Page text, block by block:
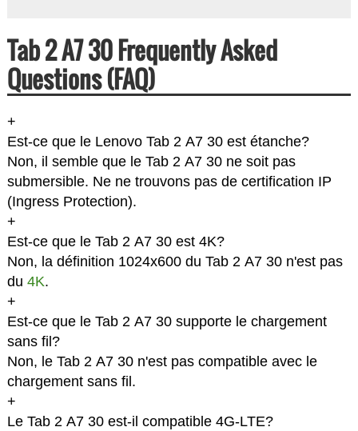
Tab 2 A7 30 Frequently Asked
Questions (FAQ)
+
Est-ce que le Lenovo Tab 2 A7 30 est étanche?
Non, il semble que le Tab 2 A7 30 ne soit pas
submersible. Ne ne trouvons pas de certification IP
(Ingress Protection).
+
Est-ce que le Tab 2 A7 30 est 4K?
Non, la définition 1024x600 du Tab 2 A7 30 n'est pas
du 4K.
+
Est-ce que le Tab 2 A7 30 supporte le chargement
sans fil?
Non, le Tab 2 A7 30 n'est pas compatible avec le
chargement sans fil.
+
Le Tab 2 A7 30 est-il compatible 4G-LTE?